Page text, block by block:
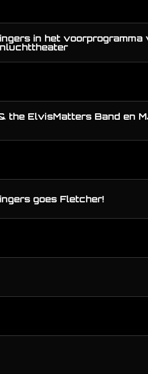
in het voorprogramma
the ElvisMatters Band en
goes Fletcher!